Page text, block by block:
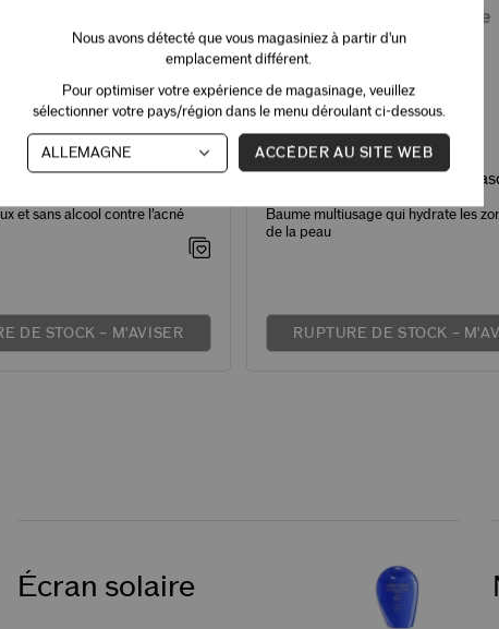
apaisant contre
et sans alcool contre l’acné
DE STOCK – M'AVISER
Baume multi-soulagement
Baume multiusage qui hydrate les
de la peau
RUPTURE DE STOCK –
Écran solaire
Nous avons détecté que vous magasiniez à partir d'un
emplacement différent.
Pour optimiser votre expérience de magasinage, veuillez
sélectionner votre pays/région dans le menu déroulant ci-dessous.
ACCÉDER AU SITE WEB